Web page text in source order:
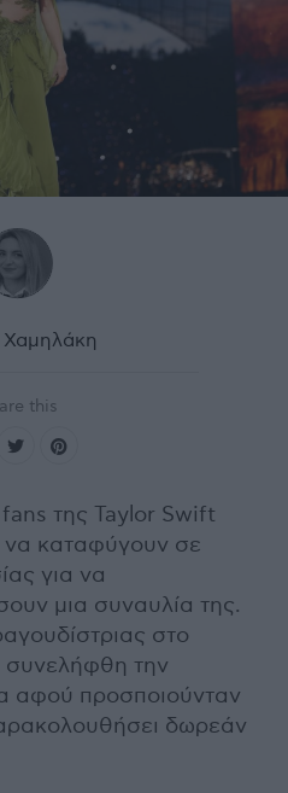
this
fans της Taylor Swift
να καταφύγουν σε
για να
μια συναυλία της.
στο
συνελήφθη την
αφού προσποιούνταν
δωρεάν